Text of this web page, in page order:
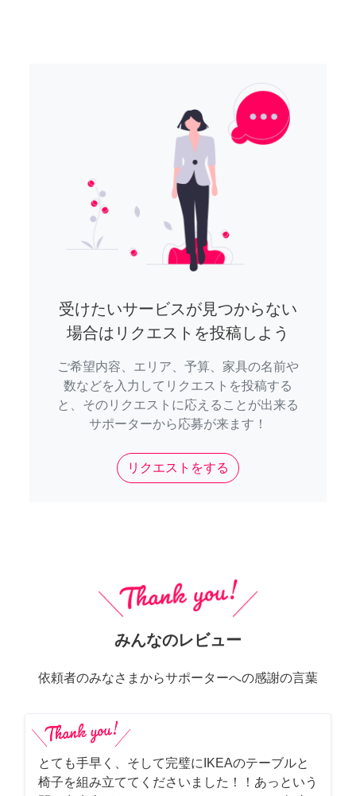
受けたいサービスが見つからない
場合はリクエストを投稿しよう
ご希望内容、エリア、予算、家具の名前や
数などを入力してリクエストを投稿する
と、そのリクエストに応えることが出来る
サポーターから応募が来ます！
リクエストをする
みんなのレビュー
依頼者のみなさまからサポーターへの感謝の言葉
とても手早く、そして完璧にIKEAのテーブルと
椅子を組み立ててくださいました！！あっという